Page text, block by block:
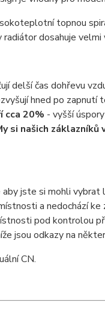
topnou
dosahuje
delší čas dohřevu
hned po
cca 20% - vyšší
si našich záklazníků
jste si mohli
a nedochází ke
pod kontrolou
jsou odkazy na
CN.